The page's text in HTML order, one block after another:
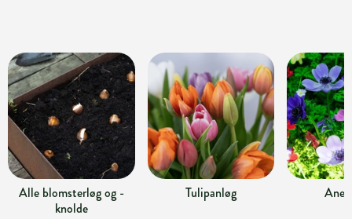
Alle blomsterløg og -
knolde
Tulipanløg